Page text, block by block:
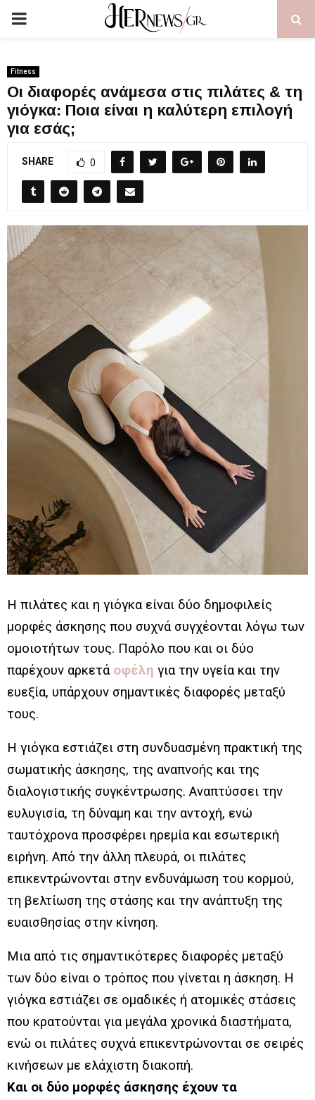
PRIMARY
Fitness
Οι διαφορές ανάμεσα στις πιλάτες & τη
γιόγκα: Ποια είναι η καλύτερη επιλογή
για εσάς;
SHARE 0
Η πιλάτες και η γιόγκα είναι δύο δημοφιλείς
μορφές άσκησης που συχνά συγχέονται λόγω των
ομοιοτήτων τους. Παρόλο που και οι δύο
παρέχουν αρκετά οφέλη για την υγεία και την
ευεξία, υπάρχουν σημαντικές διαφορές μεταξύ
τους.
Η γιόγκα εστιάζει στη συνδυασμένη πρακτική της
σωματικής άσκησης, της αναπνοής και της
διαλογιστικής συγκέντρωσης. Αναπτύσσει την
ευλυγισία, τη δύναμη και την αντοχή, ενώ
ταυτόχρονα προσφέρει ηρεμία και εσωτερική
ειρήνη. Από την άλλη πλευρά, οι πιλάτες
επικεντρώνονται στην ενδυνάμωση του κορμού,
τη βελτίωση της στάσης και την ανάπτυξη της
ευαισθησίας στην κίνηση.
Μια από τις σημαντικότερες διαφορές μεταξύ
των δύο είναι ο τρόπος που γίνεται η άσκηση. Η
γιόγκα εστιάζει σε ομαδικές ή ατομικές στάσεις
που κρατούνται για μεγάλα χρονικά διαστήματα,
ενώ οι πιλάτες συχνά επικεντρώνονται σε σειρές
κινήσεων με ελάχιστη διακοπή.
Και οι δύο μορφές άσκησης έχουν τα